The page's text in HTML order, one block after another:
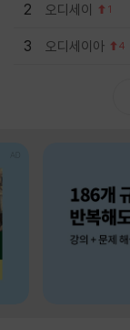
2 오디세이 1
3 오디세이아 4